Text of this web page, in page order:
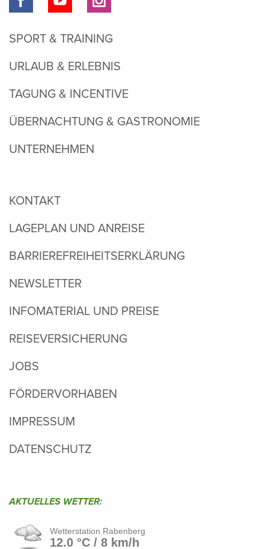
SPORT & TRAINING
URLAUB & ERLEBNIS
TAGUNG & INCENTIVE
ÜBERNACHTUNG & GASTRONOMIE
UNTERNEHMEN
KONTAKT
LAGEPLAN UND ANREISE
BARRIEREFREIHEITSERKLÄRUNG
NEWSLETTER
INFOMATERIAL UND PREISE
REISEVERSICHERUNG
JOBS
FÖRDERVORHABEN
IMPRESSUM
DATENSCHUTZ
AKTU­ELLES WETTER: